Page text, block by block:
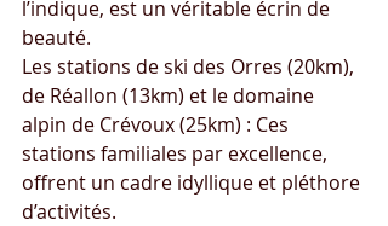
l’indique, est un véritable écrin de
beauté.
Les stations de ski des Orres (20km),
de Réallon (13km) et le domaine
alpin de Crévoux (25km) : Ces
stations familiales par excellence,
offrent un cadre idyllique et pléthore
d’activités.